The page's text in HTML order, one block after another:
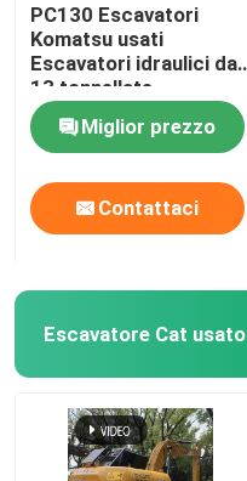
PC130 Escavatori
Komatsu usati
Escavatori idraulici da
13 tonnellate
Miglior prezzo
Contattaci
Escavatore Cat usato